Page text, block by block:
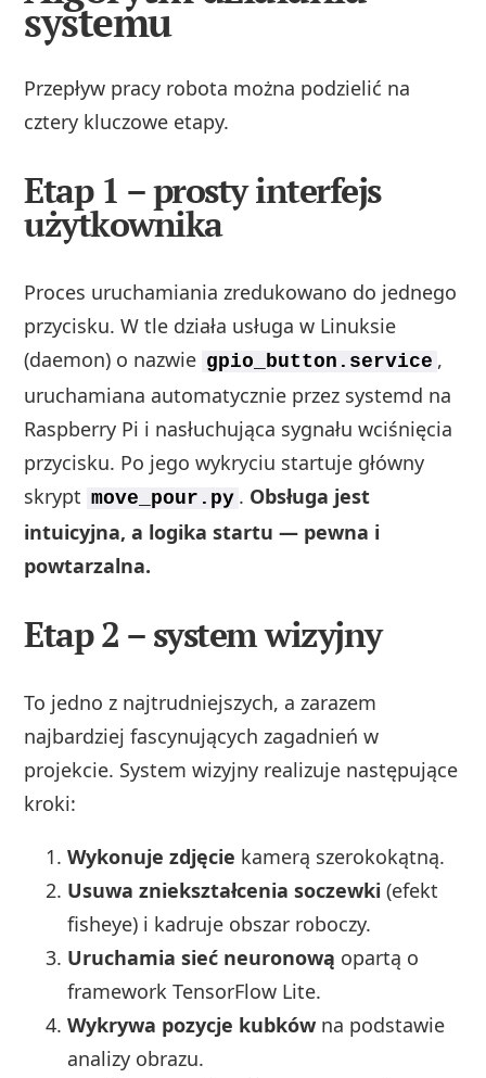
systemu
Przepływ pracy robota można podzielić na
cztery kluczowe etapy.
Etap 1 – prosty interfejs
użytkownika
Proces uruchamiania zredukowano do jednego
przycisku. W tle działa usługa w Linuksie
(daemon) o nazwie gpio_button.service ,
uruchamiana automatycznie przez systemd na
Raspberry Pi i nasłuchująca sygnału wciśnięcia
przycisku. Po jego wykryciu startuje główny
skrypt move_pour.py . Obsługa jest
intuicyjna, a logika startu — pewna i
powtarzalna.
Etap 2 – system wizyjny
To jedno z najtrudniejszych, a zarazem
najbardziej fascynujących zagadnień w
projekcie. System wizyjny realizuje następujące
kroki:
Wykonuje zdjęcie kamerą szerokokątną.
Usuwa zniekształcenia soczewki (efekt
fisheye) i kadruje obszar roboczy.
Uruchamia sieć neuronową opartą o
framework TensorFlow Lite.
Wykrywa pozycje kubków na podstawie
analizy obrazu.